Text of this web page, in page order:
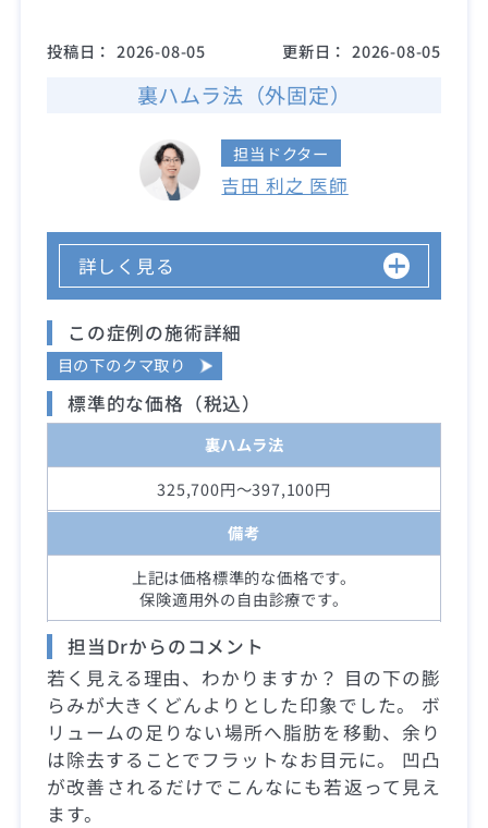
投稿日： 2026-08-05 更新日： 2026-08-05
裏ハムラ法（外固定）
担当ドクター
吉田 利之 医師
詳しく見る
この症例の施術詳細
目の下のクマ取り
標準的な価格（税込）
裏ハムラ法
325,700円～397,100円
備考
上記は価格標準的な価格です。
保険適用外の自由診療です。
担当Drからのコメント
若く見える理由、わかりますか？ 目の下の膨
らみが大きくどんよりとした印象でした。 ボ
リュームの足りない場所へ脂肪を移動、余り
は除去することでフラットなお目元に。 凹凸
が改善されるだけでこんなにも若返って見え
ます。